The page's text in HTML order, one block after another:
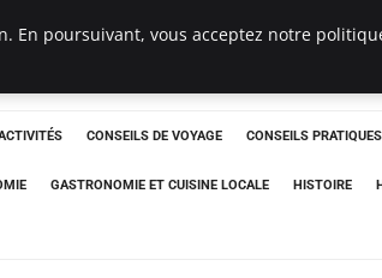
CONSEILS DE VOYAGE CONSEILS PRATIQUES
GASTRONOMIE ET CUISINE LOCALE HISTOIRE
En poursuivant, vous acceptez notre